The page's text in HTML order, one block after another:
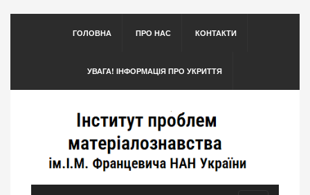
ГОЛОВНА ПРО НАС КОНТАКТИ
УВАГА! ІНФОРМАЦІЯ ПРО УКРИТТЯ